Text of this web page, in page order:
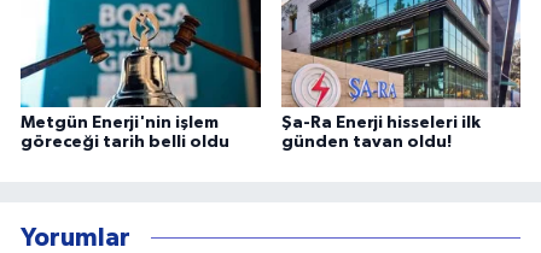
Metgün Enerji'nin işlem
göreceği tarih belli oldu
Şa-Ra Enerji hisseleri ilk
günden tavan oldu!
Yorumlar